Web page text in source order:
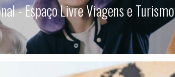
- Espaço Livre Viagens e Turismo